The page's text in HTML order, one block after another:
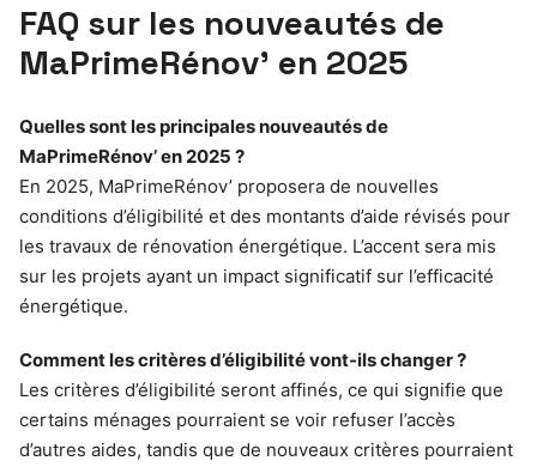
FAQ sur les nouveautés de
MaPrimeRénov’ en 2025
Quelles sont les principales nouveautés de
MaPrimeRénov’ en 2025 ?
En 2025, MaPrimeRénov’ proposera de nouvelles
conditions d’éligibilité et des montants d’aide révisés pour
les travaux de rénovation énergétique. L’accent sera mis
sur les projets ayant un impact significatif sur l’efficacité
énergétique.
Comment les critères d’éligibilité vont-ils changer ?
Les critères d’éligibilité seront affinés, ce qui signifie que
certains ménages pourraient se voir refuser l’accès
d’autres aides, tandis que de nouveaux critères pourraient